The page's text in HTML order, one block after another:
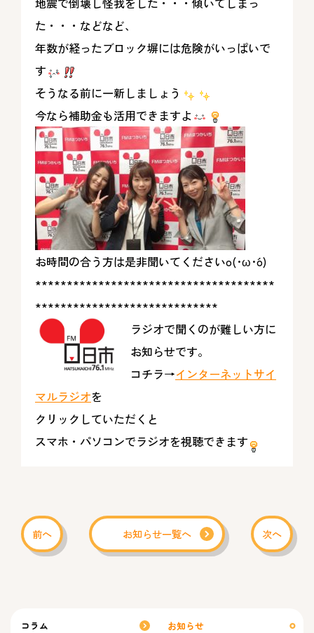
た・・・などなど、
年数が経ったブロック塀には危険がいっぱいで
す
そうなる前に一新しましょう
今なら補助金も活用できますよ
お時間の合う方は是非聞いてくださいo(･ω･´o)
**************************************
*****************************
ラジオで聞くのが難しい方に
お知らせです。
コチラ→インターネットサイ
マルラジオを
クリックしていただくと
スマホ・パソコンでラジオを視聴できます
前へ 次へ
お知らせ一覧へ
コラム お知らせ